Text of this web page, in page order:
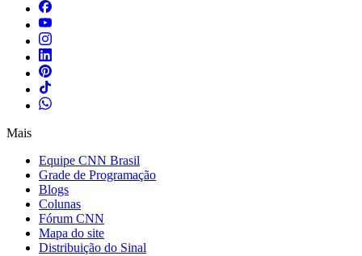
Mais
Equipe CNN Brasil
Grade de Programação
Blogs
Colunas
Fórum CNN
Mapa do site
Distribuição do Sinal